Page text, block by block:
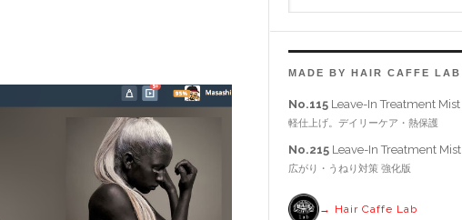
バ
ー
ト
検
す
MADE BY HAIR CAFFE LAB
No.115 Leave-In Treatment Mist
軽仕上げ。デイリーケア・熱保護
No.215 Leave-In Treatment Mist
広がり・うねり対策 強化版
→ Hair Caffe Lab